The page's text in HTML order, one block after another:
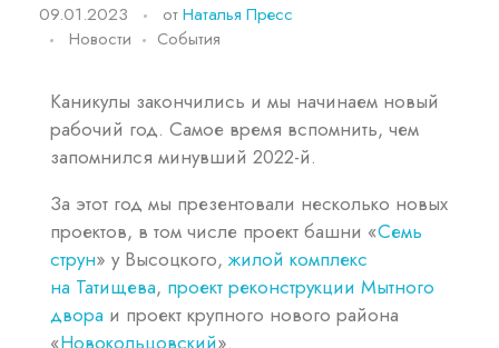
09.01.2023 отНаталья Пресс
Новости
События
Каникулы закончились и мы начинаем новый
рабочий год. Самое время вспомнить, чем
запомнился минувший 2022-й.
За этот год мы презентовали несколько новых
проектов, в том числе проект башни «Семь
струн» у Высоцкого, жилой комплекс
на Татищева, проект реконструкции Мытного
двора и проект крупного нового района
«Новокольцовский».